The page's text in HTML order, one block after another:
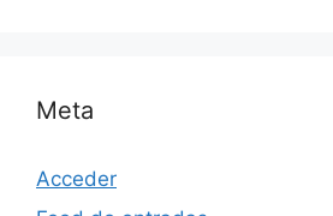
Meta
Acceder